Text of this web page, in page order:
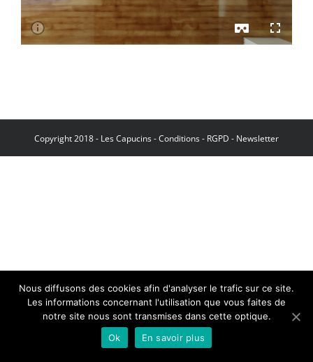
Copyright 2018 - Les Capucins -Conditions- RGPD - Newsletter
Nous diffusons des cookies afin d'analyser le trafic sur ce site.
Les informations concernant l'utilisation que vous faites de
notre site nous sont transmises dans cette optique.
Ok
En savoir plus